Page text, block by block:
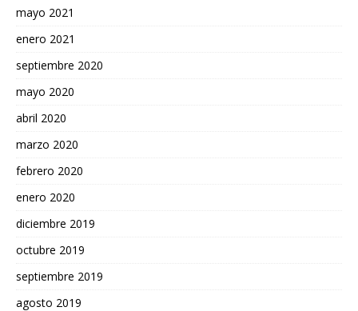
mayo 2021
enero 2021
septiembre 2020
mayo 2020
abril 2020
marzo 2020
febrero 2020
enero 2020
diciembre 2019
octubre 2019
septiembre 2019
agosto 2019